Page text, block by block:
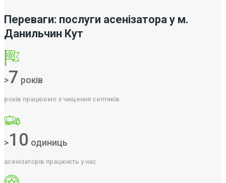
Переваги: послуги асенізатора у м.
Данильчин Кут
>7 років
років працюємо з чищення септиків
>10 одиниць
асенізаторів працюють у нас